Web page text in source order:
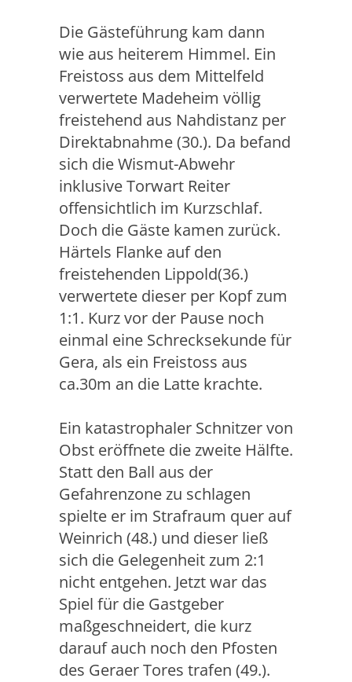
Die Gästeführung kam dann
wie aus heiterem Himmel. Ein
Freistoss aus dem Mittelfeld
verwertete Madeheim völlig
freistehend aus Nahdistanz per
Direktabnahme (30.). Da befand
sich die Wismut-Abwehr
inklusive Torwart Reiter
offensichtlich im Kurzschlaf.
Doch die Gäste kamen zurück.
Härtels Flanke auf den
freistehenden Lippold(36.)
verwertete dieser per Kopf zum
1:1. Kurz vor der Pause noch
einmal eine Schrecksekunde für
Gera, als ein Freistoss aus
ca.30m an die Latte krachte.
Ein katastrophaler Schnitzer von
Obst eröffnete die zweite Hälfte.
Statt den Ball aus der
Gefahrenzone zu schlagen
spielte er im Strafraum quer auf
Weinrich (48.) und dieser ließ
sich die Gelegenheit zum 2:1
nicht entgehen. Jetzt war das
Spiel für die Gastgeber
maßgeschneidert, die kurz
darauf auch noch den Pfosten
des Geraer Tores trafen (49.).